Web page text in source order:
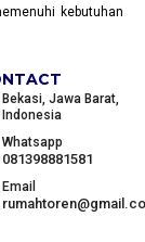
kebutuhan
Bekasi, Jawa Barat,
Indonesia
Whatsapp
081398881581
Email